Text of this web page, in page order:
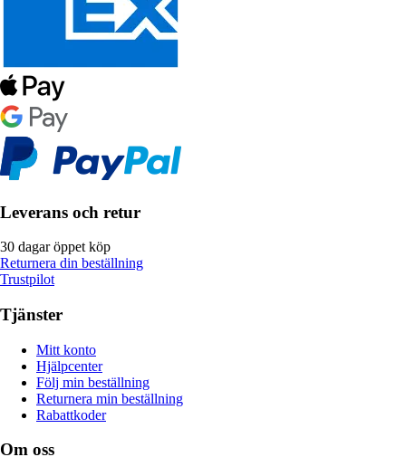
Leverans och retur
30 dagar öppet köp
Returnera din beställning
Trustpilot
Tjänster
Mitt konto
Hjälpcenter
Följ min beställning
Returnera min beställning
Rabattkoder
Om oss